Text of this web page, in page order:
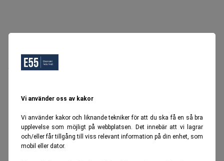
Vi använder oss av kakor
Vi använder kakor och liknande tekniker för att du ska få en så bra
upplevelse som möjligt på webbplatsen. Det innebär att vi lagrar
och/eller får tillgång till viss relevant information på din enhet, som
mobil eller dator.
Oops, Ett fel inträffade.